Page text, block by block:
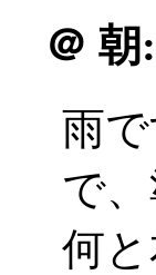
＠ 朝:
雨
で
何